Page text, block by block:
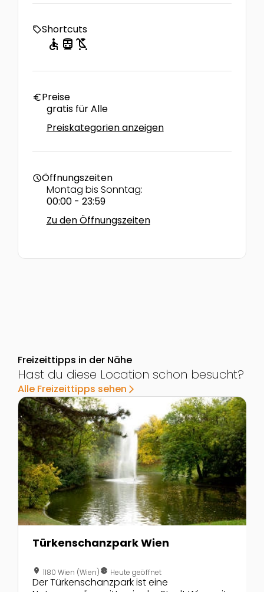
local_offerShortcuts
accessible directions_transit child_friendly
euroPreise
gratis für Alle
Preiskategorien anzeigen
scheduleÖffnungszeiten
Montag bis Sonntag:
00:00 - 23:59
Zu den Öffnungszeiten
Freizeittipps in der Nähe
Hast du diese Location schon besucht?
Alle Freizeittipps sehen arrow_forward_ios
Zur Detailseite von Türkenschanzpark Wien
Türkenschanzpark Wien
location_on 1180 Wien (Wien)nest_clock_farsight_analog Heute geöffnet
Der Türkenschanzpark ist eine